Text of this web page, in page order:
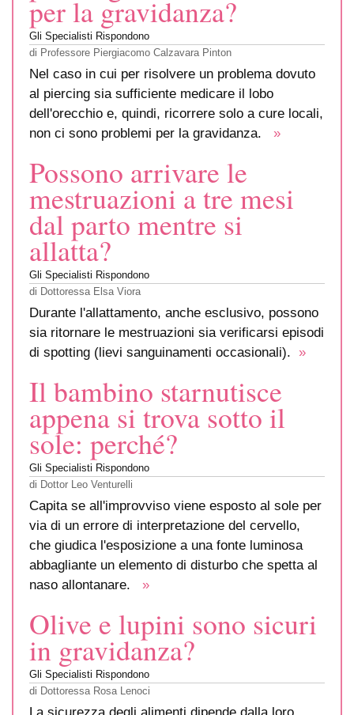
per la gravidanza?
Gli Specialisti Rispondono
di Professore Piergiacomo Calzavara Pinton
Nel caso in cui per risolvere un problema dovuto
al piercing sia sufficiente medicare il lobo
dell'orecchio e, quindi, ricorrere solo a cure locali,
non ci sono problemi per la gravidanza.
»
Possono arrivare le
mestruazioni a tre mesi
dal parto mentre si
allatta?
Gli Specialisti Rispondono
di Dottoressa Elsa Viora
Durante l'allattamento, anche esclusivo, possono
sia ritornare le mestruazioni sia verificarsi episodi
di spotting (lievi sanguinamenti occasionali).
»
Il bambino starnutisce
appena si trova sotto il
sole: perché?
Gli Specialisti Rispondono
di Dottor Leo Venturelli
Capita se all'improvviso viene esposto al sole per
via di un errore di interpretazione del cervello,
che giudica l'esposizione a una fonte luminosa
abbagliante un elemento di disturbo che spetta al
naso allontanare.
»
Olive e lupini sono sicuri
in gravidanza?
Gli Specialisti Rispondono
di Dottoressa Rosa Lenoci